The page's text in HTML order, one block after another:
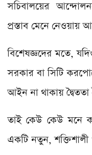
সচিবালয়ের
প্রস্তাব মেনে নেওয়ায়
বিশেষজ্ঞদের মতে,
সরকার বা সিটি
আইন না থাকায় দ্বৈততা
তাই কেউ কেউ মনে
একটি নতুন,